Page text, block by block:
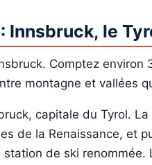
Innsbruck, le
Comptez
montagne et vallées
capitale du Tyrol.
de la Renaissance, et
station de ski